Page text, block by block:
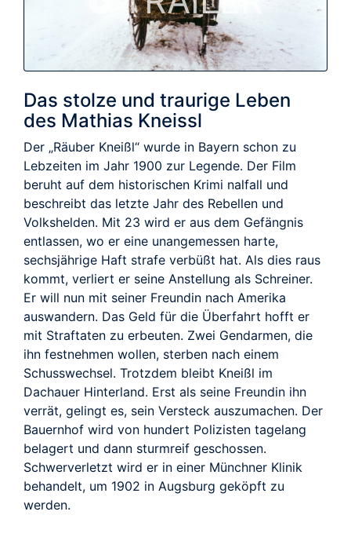
Das stolze und traurige Leben
des Mathias Kneissl
Der „Räuber Kneißl“ wurde in Bayern schon zu
Lebzeiten im Jahr 1900 zur Legende. Der Film
beruht auf dem historischen Krimi­ nalfall und
beschreibt das letzte Jahr des Rebellen und
Volkshelden. Mit 23 wird er aus dem Gefängnis
entlassen, wo er eine unangemessen harte,
sechsjährige Haft­ strafe verbüßt hat. Als dies raus
kommt, verliert er seine Anstellung als Schreiner.
Er will nun mit seiner Freundin nach Amerika
auswandern. Das Geld für die Überfahrt hofft er
mit Straftaten zu erbeuten. Zwei Gendar­men, die
ihn festnehmen wollen, sterben nach einem
Schusswechsel. Trotzdem bleibt Kneißl im
Dachauer Hinterland. Erst als seine Freundin ihn
verrät, gelingt es, sein Versteck auszumachen. Der
Bauernhof wird von hundert Polizisten tagelang
belagert und dann sturmreif geschossen.
Schwerverletzt wird er in einer Münchner Klinik
behandelt, um 1902 in Augsburg geköpft zu
werden.